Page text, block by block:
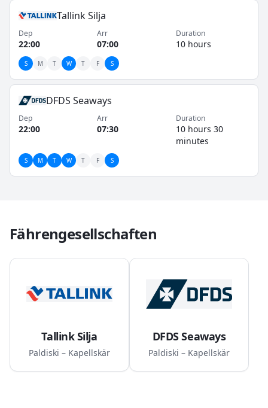
Regel in den Abendstunden, mit Ankunft am Folgetag,
was eine effiziente Nutzung der Tageszeiten
ermöglicht.
Tallink Silja
Dep
22:00
Arr
07:00
Duration
10 hours
S M T W T F S
DFDS Seaways
Dep
22:00
Arr
07:30
Duration
10 hours 30
minutes
S M T W T F S
Fährengesellschaften
Tallink Silja
Paldiski – Kapellskär
DFDS Seaways
Paldiski – Kapellskär